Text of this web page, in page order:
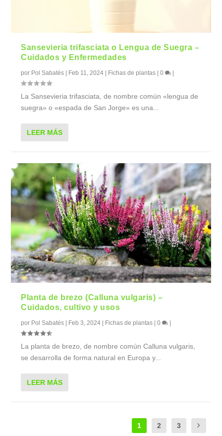
Sansevieria trifasciata o Lengua de Suegra –
Cuidados y Enfermedades
por Pol Sabatés | Feb 11, 2024 | Fichas de plantas |0 |
La Sansevieria trifasciata, de nombre común «lengua de
suegra» o «espada de San Jorge» es una...
LEER MÁS
Planta de brezo (Calluna vulgaris) –
Cuidados, cultivo y usos
por Pol Sabatés Feb 3, 2024 Fichas de plantas |0
La planta de brezo, de nombre común Calluna vulgaris,
se desarrolla de forma natural en Europa y...
LEER MÁS
1 2 3